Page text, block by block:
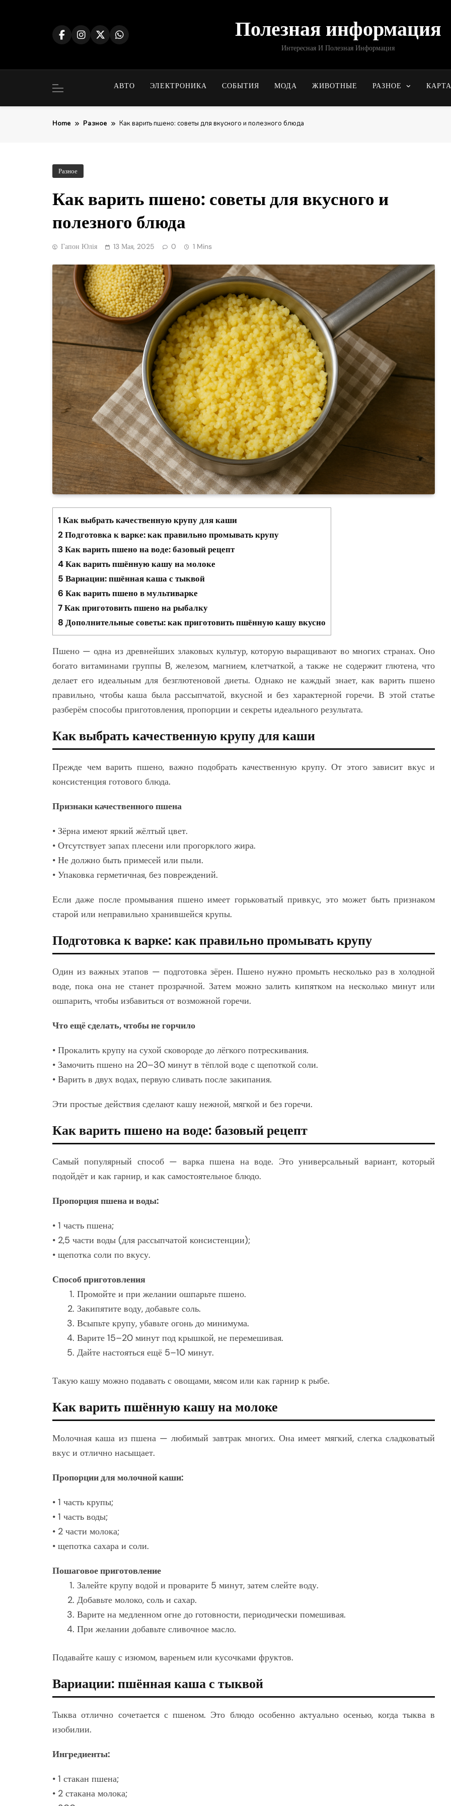
Полезная информация
Интересная И Полезная Информация
АВТО ЭЛЕКТРОНИКА СОБЫТИЯ МОДА ЖИВОТНЫЕ РАЗНОЕ КАРТА
Home Разное Как варить пшено: советы для вкусного и полезного блюда
Разное
Как варить пшено: советы для вкусного и
полезного блюда
Гапон Юлія 13 Мая, 2025 0 1 Mins
1 Как выбрать качественную крупу для каши
2Подготовка к варке: как правильно промывать крупу
3Как варить пшено на воде: базовый рецепт
4Как варить пшённую кашу на молоке
5 Вариации: пшённая каша с тыквой
6 Как варить пшено в мультиварке
7Как приготовить пшено на рыбалку
8 Дополнительные советы: как приготовить пшённую кашу вкусно
Пшено — одна из древнейших злаковых культур, которую выращивают во многих странах. Оно
богато витаминами группы B, железом, магнием, клетчаткой, а также не содержит глютена, что
делает его идеальным для безглютеновой диеты. Однако не каждый знает, как варить пшено
правильно, чтобы каша была рассыпчатой, вкусной и без характерной горечи. В этой статье
разберём способы приготовления, пропорции и секреты идеального результата.
Как выбрать качественную крупу для каши
Прежде чем варить пшено, важно подобрать качественную крупу. От этого зависит вкус и
консистенция готового блюда.
Признаки качественного пшена
• Зёрна имеют яркий жёлтый цвет.
• Отсутствует запах плесени или прогорклого жира.
• Не должно быть примесей или пыли.
• Упаковка герметичная, без повреждений.
Если даже после промывания пшено имеет горьковатый привкус, это может быть признаком
старой или неправильно хранившейся крупы.
Подготовка к варке: как правильно промывать крупу
Один из важных этапов — подготовка зёрен. Пшено нужно промыть несколько раз в холодной
воде, пока она не станет прозрачной. Затем можно залить кипятком на несколько минут или
ошпарить, чтобы избавиться от возможной горечи.
Что ещё сделать, чтобы не горчило
• Прокалить крупу на сухой сковороде до лёгкого потрескивания.
• Замочить пшено на 20–30 минут в тёплой воде с щепоткой соли.
• Варить в двух водах, первую сливать после закипания.
Эти простые действия сделают кашу нежной, мягкой и без горечи.
Как варить пшено на воде: базовый рецепт
Самый популярный способ — варка пшена на воде. Это универсальный вариант, который
подойдёт и как гарнир, и как самостоятельное блюдо.
Пропорция пшена и воды:
• 1 часть пшена;
• 2,5 части воды (для рассыпчатой консистенции);
• щепотка соли по вкусу.
Способ приготовления
Промойте и при желании ошпарьте пшено.
Закипятите воду, добавьте соль.
Всыпьте крупу, убавьте огонь до минимума.
Варите 15–20 минут под крышкой, не перемешивая.
Дайте настояться ещё 5–10 минут.
Такую кашу можно подавать с овощами, мясом или как гарнир к рыбе.
Как варить пшённую кашу на молоке
Молочная каша из пшена — любимый завтрак многих. Она имеет мягкий, слегка сладковатый
вкус и отлично насыщает.
Пропорции для молочной каши:
• 1 часть крупы;
• 1 часть воды;
• 2 части молока;
• щепотка сахара и соли.
Пошаговое приготовление
Залейте крупу водой и проварите 5 минут, затем слейте воду.
Добавьте молоко, соль и сахар.
Варите на медленном огне до готовности, периодически помешивая.
При желании добавьте сливочное масло.
Подавайте кашу с изюмом, вареньем или кусочками фруктов.
Вариации: пшённая каша с тыквой
Тыква отлично сочетается с пшеном. Это блюдо особенно актуально осенью, когда тыква в
изобилии.
Ингредиенты:
• 1 стакан пшена;
• 2 стакана молока;